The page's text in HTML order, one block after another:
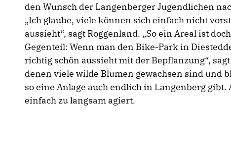
den Wunsch der Langenberger Jugendlichen
Ich glaube, viele können sich einfach nicht
aussieht“, sagt Roggenland. „So ein Areal ist
Gegenteil: Wenn man den Bike-Park in
richtig schön aussieht mit der Bepflanzung“,
denen viele wilde Blumen gewachsen sind und
so eine Anlage auch endlich in Langenberg
einfach zu langsam agiert.